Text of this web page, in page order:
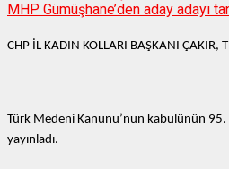
MHP Gümüşhane’den aday adayı
CHP İL KADIN KOLLARI BAŞKANI
Türk Medeni Kanunu’nun kabulünün 95.
yayınladı.